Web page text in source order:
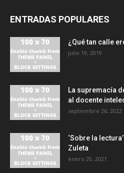
ENTRADAS POPULARES
¿Qué tan calle
julio 19, 2019
La supremacía
al docente
septiembre 26, 2022
‘Sobre la
Zuleta
enero 20, 2021